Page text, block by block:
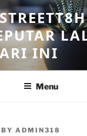
INI
Menu
BY ADMIN318